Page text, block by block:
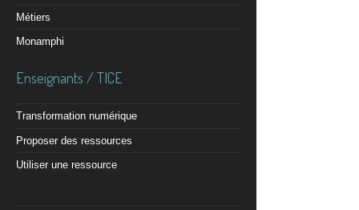
Métiers
Monamphi
Enseignants / TICE
Transformation numérique
Proposer des ressources
Utiliser une ressource